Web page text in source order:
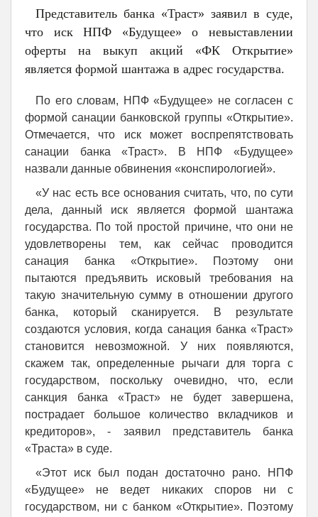
Представитель банка «Траст» заявил в суде,
что иск НПФ «Будущее» о невыставлении
оферты на выкуп акций «ФК Открытие»
является формой шантажа в адрес государства.
По его словам, НПФ «Будущее» не согласен с
формой санации банковской группы «Открытие».
Отмечается, что иск может воспрепятствовать
санации банка «Траст». В НПФ «Будущее»
назвали данные обвинения «конспирологией».
«У нас есть все основания считать, что, по сути
дела, данный иск является формой шантажа
государства. По той простой причине, что они не
удовлетворены тем, как сейчас проводится
санация банка «Открытие». Поэтому они
пытаются предъявить исковый требования на
такую значительную сумму в отношении другого
банка, который сканируется. В результате
создаются условия, когда санация банка «Траст»
становится невозможной. У них появляются,
скажем так, определенные рычаги для торга с
государством, поскольку очевидно, что, если
санкция банка «Траст» не будет завершена,
пострадает большое количество вкладчиков и
кредиторов», - заявил представитель банка
«Траста» в суде.
«Этот иск был подан достаточно рано. НПФ
«Будущее» не ведет никаких споров ни с
государством, ни с банком «Открытие». Поэтому